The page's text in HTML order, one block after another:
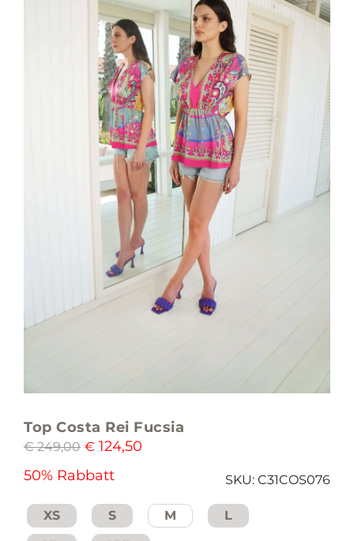
Top Costa Rei Fucsia
€249,00 € 124,50
50% Rabbatt
SKU: C31COS076
XS S M
L